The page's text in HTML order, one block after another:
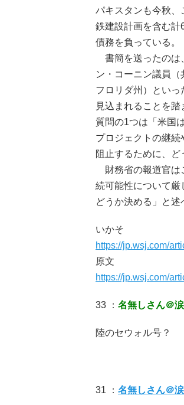
パキスタンも今秋
鉄建設計画を含む計
債務を負っている。
書簡を送ったのは
ン・コーニン議員（
フロリダ州）といっ
見込まれることを踏
質問の1つは「米国
プロジェクトの継続
阻止するために、ど
財務省の報道官は
続可能性について厳
どうか決める」と述
いかそ
https://jp.wsj.com/
原文
https://jp.wsj.com/
33 ： 名無しさん＠涙
陸のセウォル号？
31 ： 名無しさん＠涙